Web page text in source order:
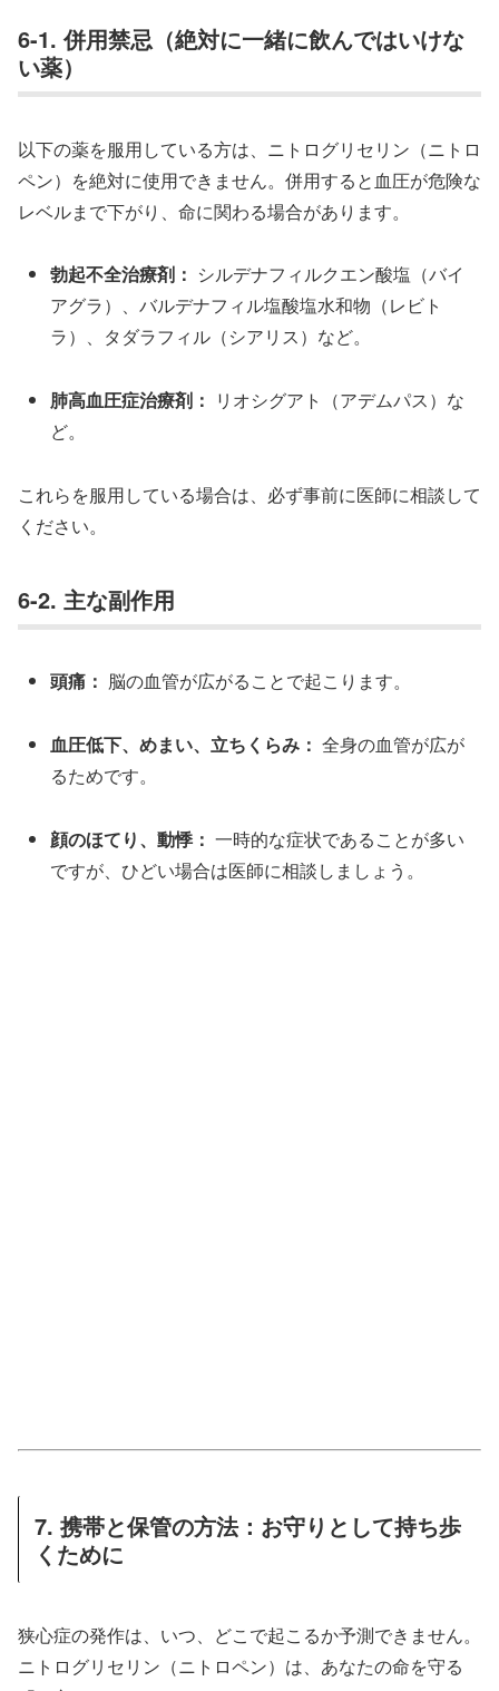
6-1. 併用禁忌（絶対に一緒に飲んではいけな
い薬）
以下の薬を服用している方は、ニトログリセリン（ニトロ
ペン）を絶対に使用できません。併用すると血圧が危険な
レベルまで下がり、命に関わる場合があります。
勃起不全治療剤： シルデナフィルクエン酸塩（バイ
アグラ）、バルデナフィル塩酸塩水和物（レビト
ラ）、タダラフィル（シアリス）など。
肺高血圧症治療剤： リオシグアト（アデムパス）な
ど。
これらを服用している場合は、必ず事前に医師に相談して
ください。
6-2. 主な副作用
頭痛： 脳の血管が広がることで起こります。
血圧低下、めまい、立ちくらみ： 全身の血管が広が
るためです。
顔のほてり、動悸： 一時的な症状であることが多い
ですが、ひどい場合は医師に相談しましょう。
7. 携帯と保管の方法：お守りとして持ち歩
くために
狭心症の発作は、いつ、どこで起こるか予測できません。
ニトログリセリン（ニトロペン）は、あなたの命を守る